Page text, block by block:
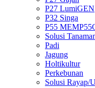
P27 LumiGEN
P32 Singa
P55
Solusi
Padi
Jagung
Holtikultur
Perkebunan
Solusi Rayap/